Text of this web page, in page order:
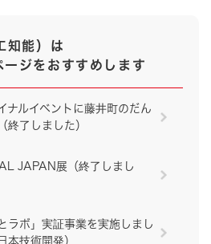
知能）は
ージをおすすめします
ナルイベントに藤井町のだん
終了しました）
JAPAN展（終了しまし
ラボ」実証事業を実施しまし
本技術開発）